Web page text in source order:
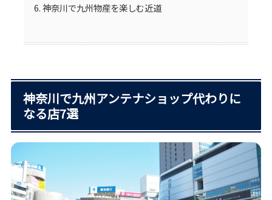
神奈川で九州物産を楽しむ近道
神奈川で九州アンテナショップ代わりに
なる店7選